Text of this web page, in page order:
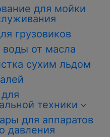
для мойки
грузовиков
воды от масла
сухим льдом
техники
для аппаратов
давления